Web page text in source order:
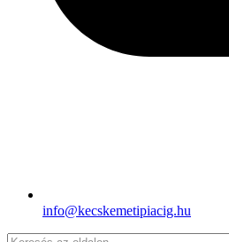
info@kecskemetipiacig.hu